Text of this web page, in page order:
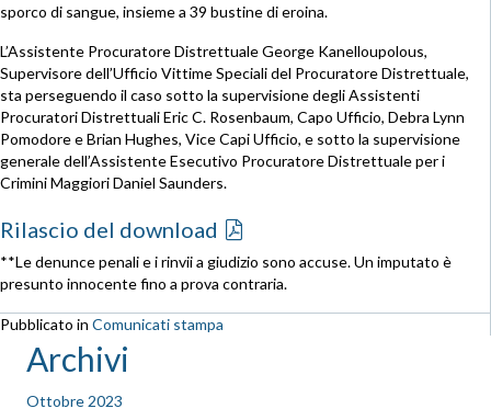
sporco di sangue, insieme a 39 bustine di eroina.
L’Assistente Procuratore Distrettuale George Kanelloupolous,
Supervisore dell’Ufficio Vittime Speciali del Procuratore Distrettuale,
sta perseguendo il caso sotto la supervisione degli Assistenti
Procuratori Distrettuali Eric C. Rosenbaum, Capo Ufficio, Debra Lynn
Pomodore e Brian Hughes, Vice Capi Ufficio, e sotto la supervisione
generale dell’Assistente Esecutivo Procuratore Distrettuale per i
Crimini Maggiori Daniel Saunders.
Rilascio del download
**Le denunce penali e i rinvii a giudizio sono accuse. Un imputato è
presunto innocente fino a prova contraria.
Pubblicato in Comunicati stampa
Archivi
Ottobre 2023